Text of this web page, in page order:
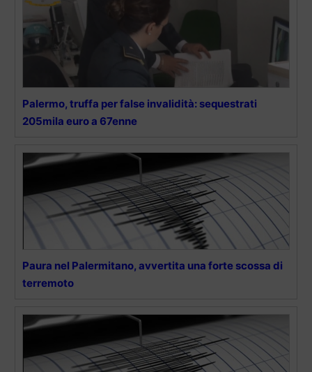
Palermo, truffa per false invalidità: sequestrati
205mila euro a 67enne
Paura nel Palermitano, avvertita una forte scossa di
terremoto